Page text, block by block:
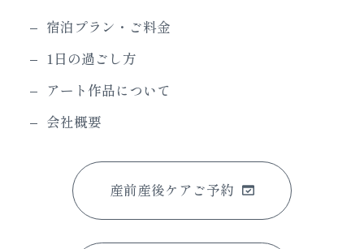
宿泊プラン・ご料金
1日の過ごし方
アート作品について
会社概要
産前産後ケアご予約